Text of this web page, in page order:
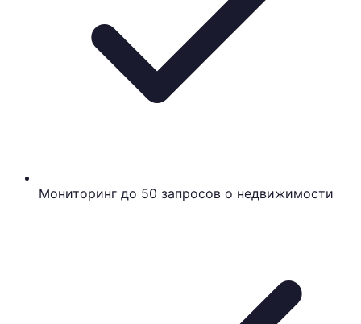
Мониторинг до 50 запросов о недвижимости